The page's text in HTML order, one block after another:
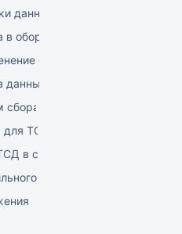
данных в оборудование
оборудование
скидок
данными
сбора данных (ТСД)
ТСД
в системе
приложения